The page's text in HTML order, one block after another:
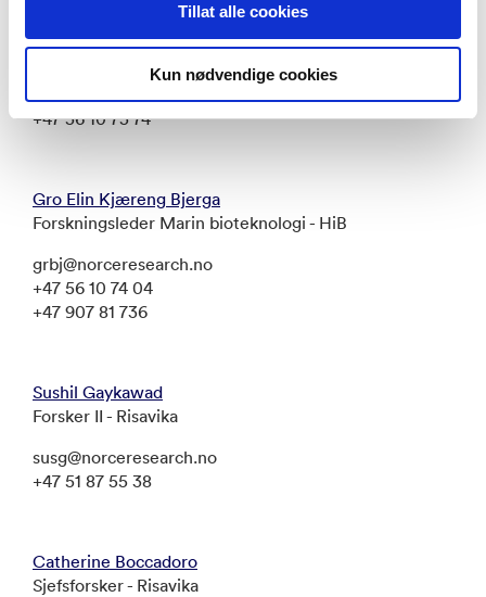
Tillat alle cookies
Kun nødvendige cookies
Forsker II - HiB
+47 56 10 75 74
Gro Elin Kjæreng Bjerga
Forskningsleder Marin bioteknologi - HiB
grbj@norceresearch.no
+47 56 10 74 04
+47 907 81 736
Sushil Gaykawad
Forsker II - Risavika
susg@norceresearch.no
+47 51 87 55 38
Catherine Boccadoro
Sjefsforsker - Risavika